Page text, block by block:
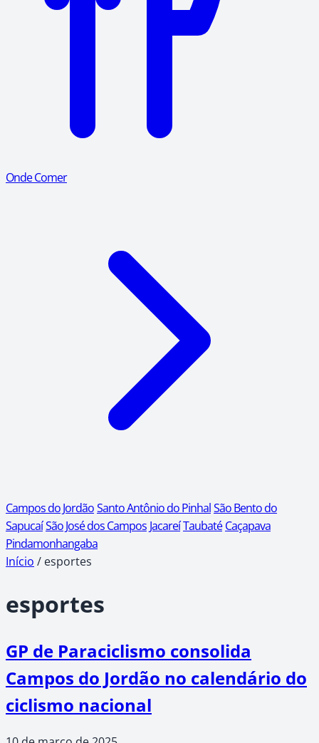
Onde Comer
Campos do JordãoSanto Antônio do PinhalSão Bento do
SapucaíSão José dos Campos JacareíTaubaté Caçapava
Pindamonhangaba
Início / esportes
esportes
GP de Paraciclismo consolida
Campos do Jordão no calendário do
ciclismo nacional